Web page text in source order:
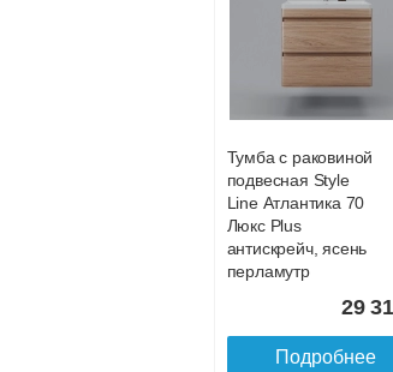
Тумба с раковиной
напольная Style
Line Матис 70,
крем эмаль
25
Подробнее
Тумба с раковиной
подвесная Style
Line Атлантика 70
Люкс Plus
антискрейч, ясень
перламутр
29
Подробнее